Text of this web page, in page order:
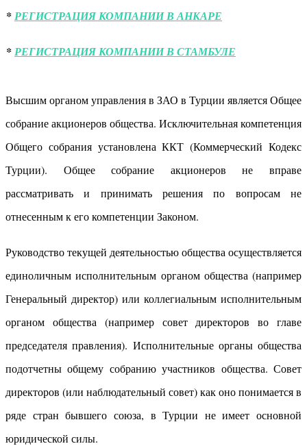
*РЕГИСТРАЦИЯ КОМПАНИИ В АНКАРЕ
*РЕГИСТРАЦИЯ КОМПАНИИ В СТАМБУЛЕ
Высшим органом управления в ЗАО в Турции является Общее
собрание акционеров общества. Исключительная компетенция
Общего собрания установлена ККТ (Коммерческий Кодекс
Турции). Общее собрание акционеров не вправе
рассматривать и принимать решения по вопросам не
отнесенным к его компетенции Законом.
Руководство текущей деятельностью общества осуществляется
единоличным исполнительным органом общества (например
Генеральный директор) или коллегиальным исполнительным
органом общества (например совет директоров во главе
председателя правления). Исполнительные органы общества
подотчетны общему собранию участников общества. Совет
директоров (или наблюдательный совет) как оно понимается в
ряде стран бывшего союза, в Турции не имеет основной
юридической силы.